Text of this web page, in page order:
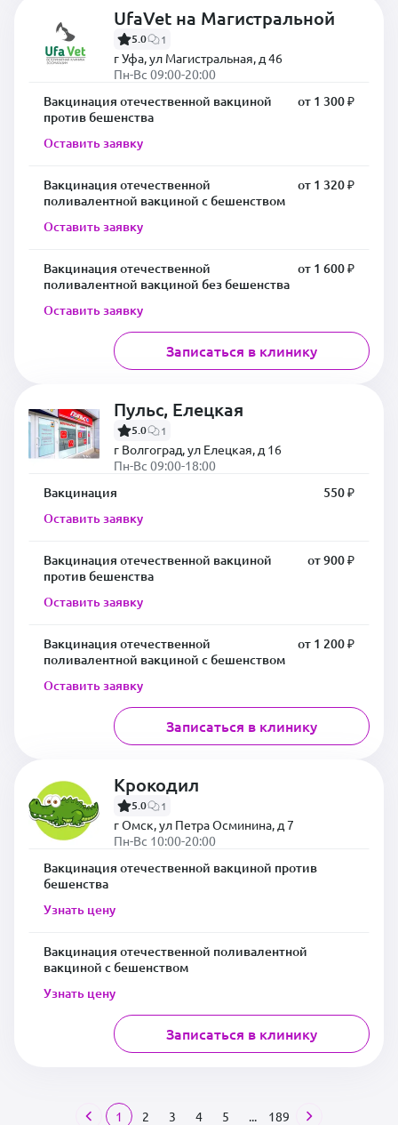
UfaVet на Магистральной
5.0 1
г Уфа, ул Магистральная, д 46
Пн-Вс 09:00-20:00
Вакцинация отечественной вакциной
против бешенства
от 1 300 ₽
Оставить заявку
Вакцинация отечественной
поливалентной вакциной с бешенством
от 1 320 ₽
Оставить заявку
Вакцинация отечественной
поливалентной вакциной без бешенства
от 1 600 ₽
Оставить заявку
Записаться в клинику
Пульс, Елецкая
5.0 1
г Волгоград, ул Елецкая, д 16
Пн-Вс 09:00-18:00
Вакцинация
550 ₽
Оставить заявку
Вакцинация отечественной вакциной
против бешенства
от 900 ₽
Оставить заявку
Вакцинация отечественной
поливалентной вакциной с бешенством
от 1 200 ₽
Оставить заявку
Записаться в клинику
Крокодил
5.0 1
г Омск, ул Петра Осминина, д 7
Пн-Вс 10:00-20:00
Вакцинация отечественной вакциной против
бешенства
Узнать цену
Вакцинация отечественной поливалентной
вакциной с бешенством
Узнать цену
Записаться в клинику
1 2 3 4 5 ... 189